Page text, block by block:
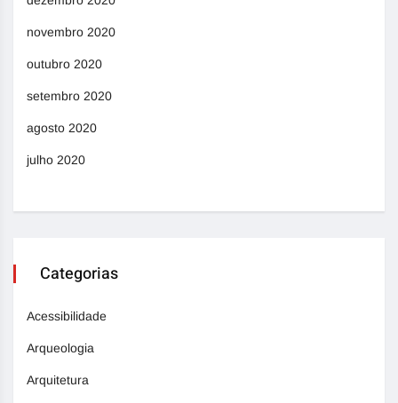
novembro 2020
outubro 2020
setembro 2020
agosto 2020
julho 2020
Categorias
Acessibilidade
Arqueologia
Arquitetura